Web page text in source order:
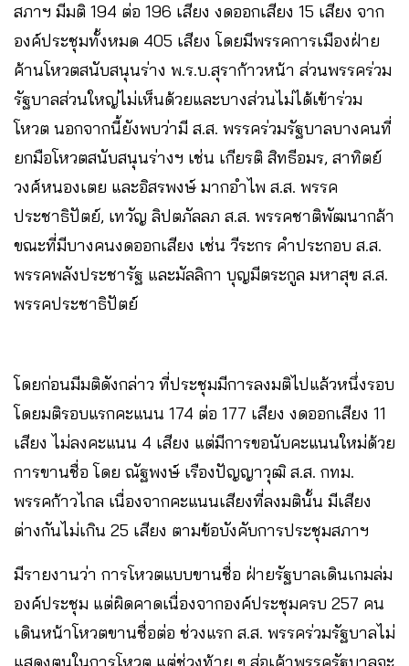
สภาฯ มีมติ 194 ต่อ 196 เสียง งดออกเสียง 15 เสียง จาก
องค์ประชุมทั้งหมด 405 เสียง โดยมีพรรคการเมืองฝ่าย
ค้านโหวตสนับสนุนร่าง พ.ร.บ.สุราก้าวหน้า ส่วนพรรคร่วม
รัฐบาลส่วนใหญ่ไม่เห็นด้วยและบางส่วนไม่ได้เข้าร่วม
โหวต นอกจากนี้ยังพบว่ามี ส.ส. พรรคร่วมรัฐบาลบางคนที่
ยกมือโหวตสนับสนุนร่างฯ เช่น เกียรติ สิทธีอมร, สาทิตย์
วงศ์หนองเตย และอิสรพงษ์ มากอำไพ ส.ส. พรรค
ประชาธิปัตย์, เทวัญ ลิปตภัลลภ ส.ส. พรรคชาติพัฒนากล้า
ขณะที่มีบางคนงดออกเสียง เช่น วีระกร คำประกอบ ส.ส.
พรรคพลังประชารัฐ และมัลลิกา บุญมีตระกูล มหาสุข ส.ส.
พรรคประชาธิปัตย์
โดยก่อนมีมติดังกล่าว ที่ประชุมมีการลงมติไปแล้วหนึ่งรอบ
โดยมติรอบแรกคะแนน 174 ต่อ 177 เสียง งดออกเสียง 11
เสียง ไม่ลงคะแนน 4 เสียง แต่มีการขอนับคะแนนใหม่ด้วย
การขานชื่อ โดย ณัฐพงษ์ เรืองปัญญาวุฒิ ส.ส. กทม.
พรรคก้าวไกล เนื่องจากคะแนนเสียงที่ลงมตินั้น มีเสียง
ต่างกันไม่เกิน 25 เสียง ตามข้อบังคับการประชุมสภาฯ
มีรายงานว่า การโหวตแบบขานชื่อ ฝ่ายรัฐบาลเดินเกมล่ม
องค์ประชุม แต่ผิดคาดเนื่องจากองค์ประชุมครบ 257 คน
เดินหน้าโหวตขานชื่อต่อ ช่วงแรก ส.ส. พรรคร่วมรัฐบาลไม่